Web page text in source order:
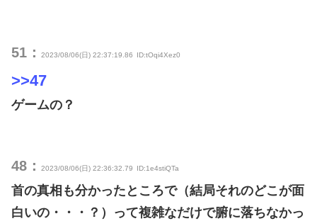
51： 2023/08/06(日) 22:37:19.86 ID:tOqi4Xez0
>>47
ゲームの？
48： 2023/08/06(日) 22:36:32.79 ID:1e4stiQTa
首の真相も分かったところで（結局それのどこが面
白いの・・・？）って複雑なだけで腑に落ちなかっ